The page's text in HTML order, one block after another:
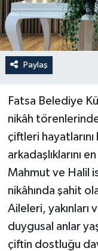
Paylaş
Fatsa Belediye
nikâh
çiftleri
arkadaşlıklarını
Mahmut ve Halil
nikâhında şahit
Aileleri, yakınları
duygusal anlar
çiftin dostluğu
Resmi İlan
Sağlık
Spor
Sürmanşet
Teknoloji
Yaşam